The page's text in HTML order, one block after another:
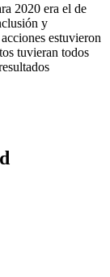
2020 era el de
y
estuvieron
tuvieran todos